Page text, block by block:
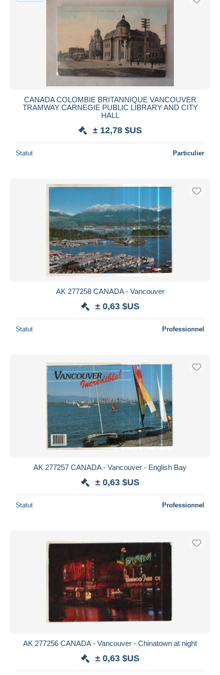
CANADA COLOMBIE BRITANNIQUE VANCOUVER
TRAMWAY CARNEGIE PUBLIC LIBRARY AND CITY
HALL
± 12,78 $US
Statut Particulier
AK 277258 CANADA - Vancouver
± 0,63 $US
Statut Professionnel
AK 277257 CANADA - Vancouver - English Bay
± 0,63 $US
Statut Professionnel
AK 277256 CANADA - Vancouver - Chinatown at night
± 0,63 $US